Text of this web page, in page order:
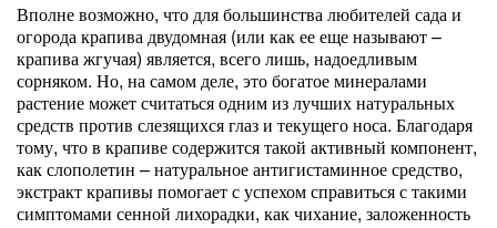
Вполне возможно, что для большинства любителей сада и
огорода крапива двудомная (или как ее еще называют –
крапива жгучая) является, всего лишь, надоедливым
сорняком. Но, на самом деле, это богатое минералами
растение может считаться одним из лучших натуральных
средств против слезящихся глаз и текущего носа. Благодаря
тому, что в крапиве содержится такой активный компонент,
как слополетин – натуральное антигистаминное средство,
экстракт крапивы помогает с успехом справиться с такими
симптомами сенной лихорадки, как чихание, заложенность